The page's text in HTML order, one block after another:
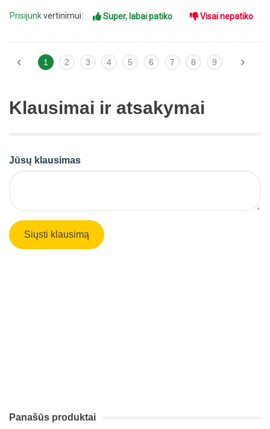
Prisijunkvertinimui: Super, labai patiko Visai nepatiko
‹ 1 2 3 4 5 6 7 8 9 ›
Klausimai ir atsakymai
Jūsų klausimas
Panašūs produktai